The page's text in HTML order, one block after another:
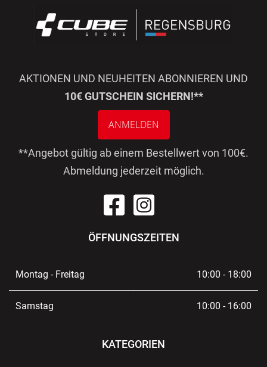
AKTIONEN UND NEUHEITEN ABONNIEREN UND
10€ GUTSCHEIN SICHERN!**
ANMELDEN
**Angebot gültig ab einem Bestellwert von 100€.
Abmeldung jederzeit möglich.
ÖFFNUNGSZEITEN
Montag - Freitag 10:00 - 18:00
Samstag 10:00 - 16:00
KATEGORIEN